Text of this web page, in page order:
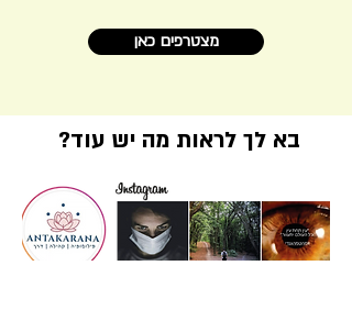
מצטרפים כאן
בא לך לראות מה יש עוד?